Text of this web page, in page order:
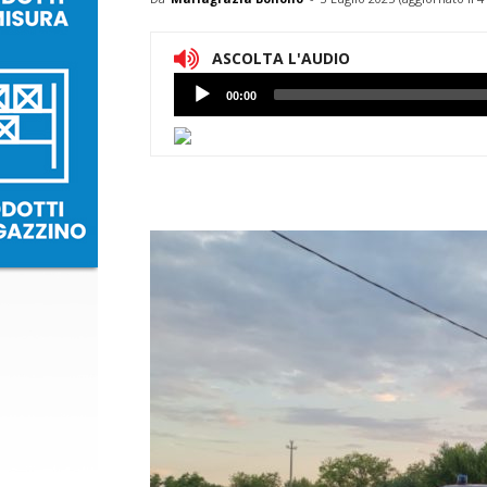
ASCOLTA L'AUDIO
Lettore
Audio
00:00